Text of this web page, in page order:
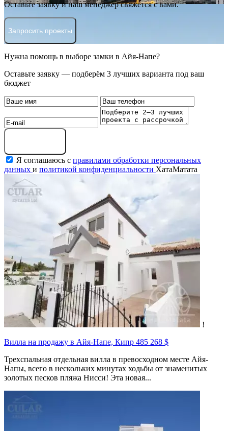
Оставьте заявку и наш менеджер свяжется с вами.
Запросить проекты
Нужна помощь в выборе замки в Айя-Напе?
Оставьте заявку — подберём 3 лучших варианта под ваш
бюджет
Я соглашаюсь с правилами обработки персональных
данных и политикой конфиденциальности ХатаМатата
!
Вилла на продажу в Айя-Напе, Кипр 485 268 $
Трехспальная отдельная вилла в превосходном месте Айя-
Напы, всего в нескольких минутах ходьбы от знаменитых
золотых песков пляжа Нисси! Эта новая...